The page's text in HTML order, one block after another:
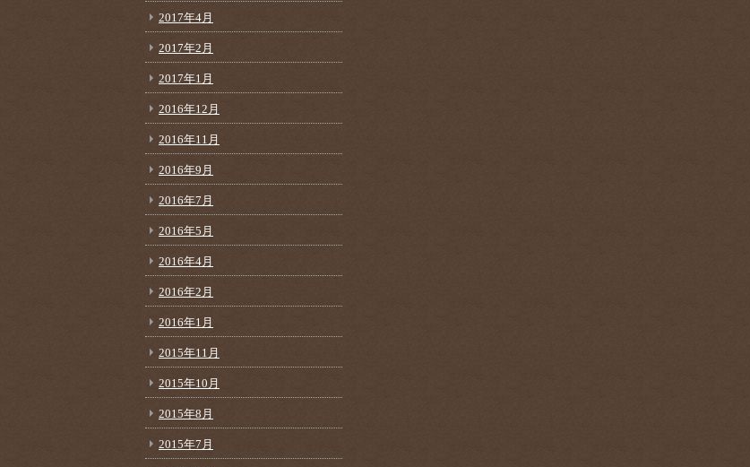
2017年4月
2017年2月
2017年1月
2016年12月
2016年11月
2016年9月
2016年7月
2016年5月
2016年4月
2016年2月
2016年1月
2015年11月
2015年10月
2015年8月
2015年7月